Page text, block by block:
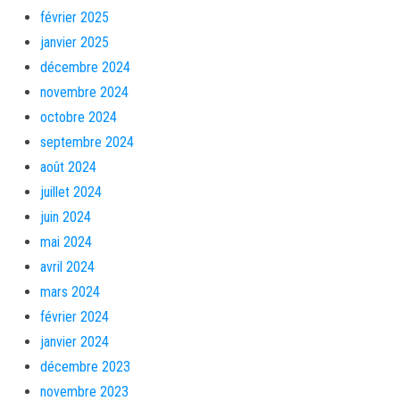
février 2025
janvier 2025
décembre 2024
novembre 2024
octobre 2024
septembre 2024
août 2024
juillet 2024
juin 2024
mai 2024
avril 2024
mars 2024
février 2024
janvier 2024
décembre 2023
novembre 2023